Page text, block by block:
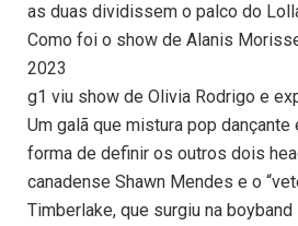
as duas dividissem o palco do
Como foi o show de Alanis
2023
g1 viu show de Olivia Rodrigo e
Um galã que mistura pop dançante
forma de definir os outros dois
canadense Shawn Mendes e o
Timberlake, que surgiu na boyband